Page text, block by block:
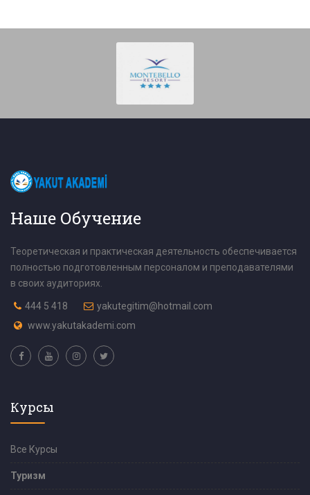
Наше Обучение
Теоретическая и практическая деятельность обеспечивается
полностью подготовленным персоналом и преподавателями
в своих аудиториях.
444 5 418
yakutegitim@hotmail.com
www.yakutakademi.com
Курсы
Все Курсы
Туризм